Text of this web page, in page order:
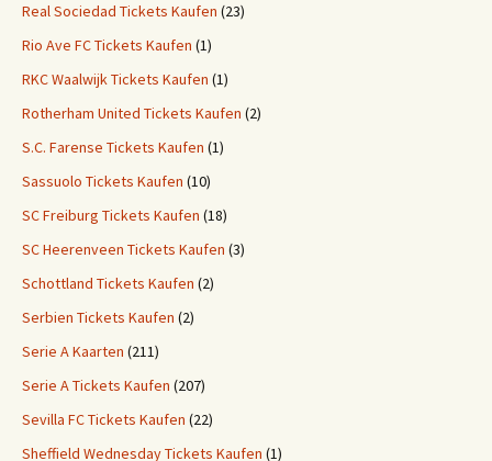
Real Sociedad Tickets Kaufen (23)
Rio Ave FC Tickets Kaufen (1)
RKC Waalwijk Tickets Kaufen (1)
Rotherham United Tickets Kaufen (2)
S.C. Farense Tickets Kaufen (1)
Sassuolo Tickets Kaufen (10)
SC Freiburg Tickets Kaufen (18)
SC Heerenveen Tickets Kaufen (3)
Schottland Tickets Kaufen (2)
Serbien Tickets Kaufen (2)
Serie A Kaarten (211)
Serie A Tickets Kaufen (207)
Sevilla FC Tickets Kaufen (22)
Sheffield Wednesday Tickets Kaufen (1)